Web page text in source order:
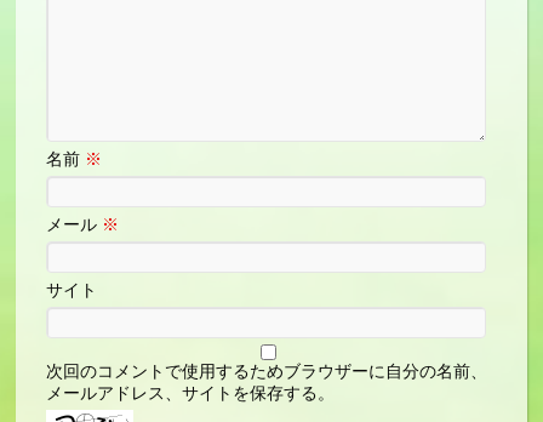
名前 ※
メール ※
サイト
次回のコメントで使用するためブラウザーに自分の名前、
メールアドレス、サイトを保存する。